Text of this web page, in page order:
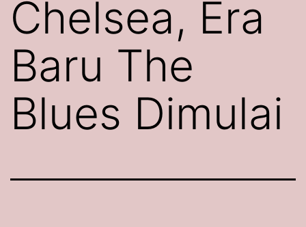
Chelsea, Era
Baru The
Blues Dimulai